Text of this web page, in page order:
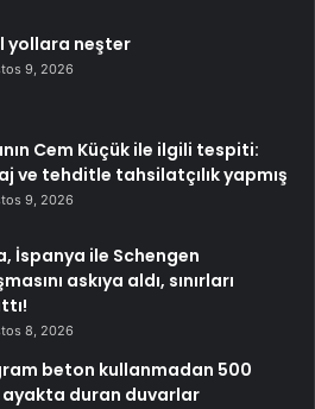
yollara neşter
9, 2026
Cem Küçük ile ilgili tespiti:
ve tehditle tahsilatçılık yapmış
9, 2026
İspanya ile Schengen
askıya aldı, sınırları
8, 2026
beton kullanmadan 500
ayakta duran duvarlar